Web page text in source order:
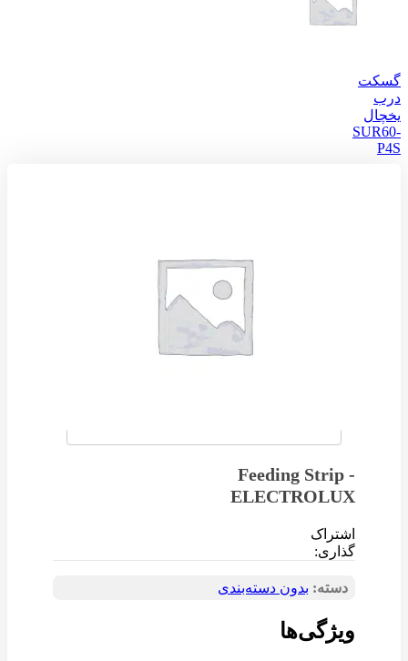
گسکت
درب
يخچال
SUR60-
P4S
Feeding Strip -
ELECTROLUX
اشتراک
گذاری:
دسته: بدون دسته‌بندی
ویژگی‌ها